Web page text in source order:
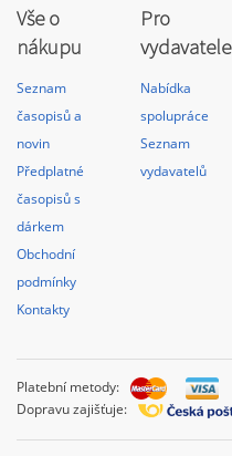
Vše o
nákupu
Seznam
časopisů a
novin
Předplatné
časopisů s
dárkem
Obchodní
podmínky
Kontakty
Pro
vydavatele
Nabídka
spolupráce
Seznam
vydavatelů
Platební metody:
Dopravu zajišťuje: